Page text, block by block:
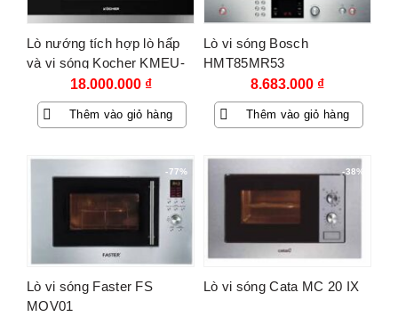
Lò nướng tích hợp lò hấp
và vi sóng Kocher KMEU-
18.000.000 ₫
Thêm vào giỏ hàng
Lò vi sóng Bosch
HMT85MR53
8.683.000 ₫
Thêm vào giỏ hàng
-77%
Lò vi sóng Faster FS
MOV01
-38%
Lò vi sóng Cata MC 20 IX